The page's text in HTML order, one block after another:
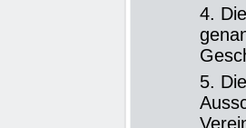
4.
5.